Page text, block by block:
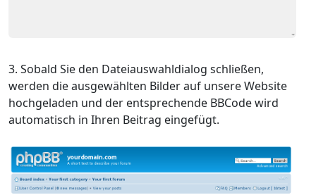
Sobald Sie den Dateiauswahldialog schließen,
werden die ausgewählten Bilder auf unsere Website
hochgeladen und der entsprechende BBCode wird
automatisch in Ihren Beitrag eingefügt.